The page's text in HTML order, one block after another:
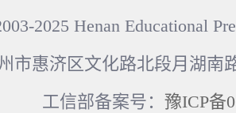
2025 Henan Educational
市惠济区文化路北段月湖南
工信部备案号： 豫ICP备